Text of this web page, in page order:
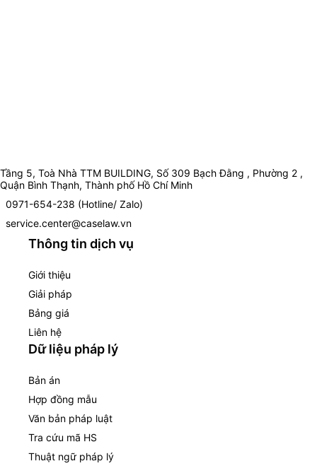
Tầng 5, Toà Nhà TTM BUILDING, Số 309 Bạch Đằng , Phường 2 ,
Quận Bình Thạnh, Thành phố Hồ Chí Minh
0971-654-238 (Hotline/ Zalo)
service.center@caselaw.vn
Thông tin dịch vụ
Giới thiệu
Giải pháp
Bảng giá
Liên hệ
Dữ liệu pháp lý
Bản án
Hợp đồng mẫu
Văn bản pháp luật
Tra cứu mã HS
Thuật ngữ pháp lý